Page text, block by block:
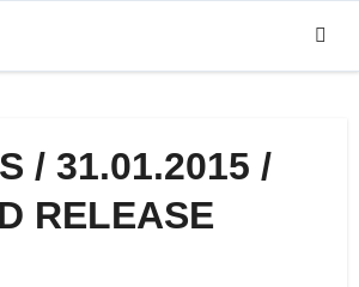
/ 31.01.2015 /
RELEASE